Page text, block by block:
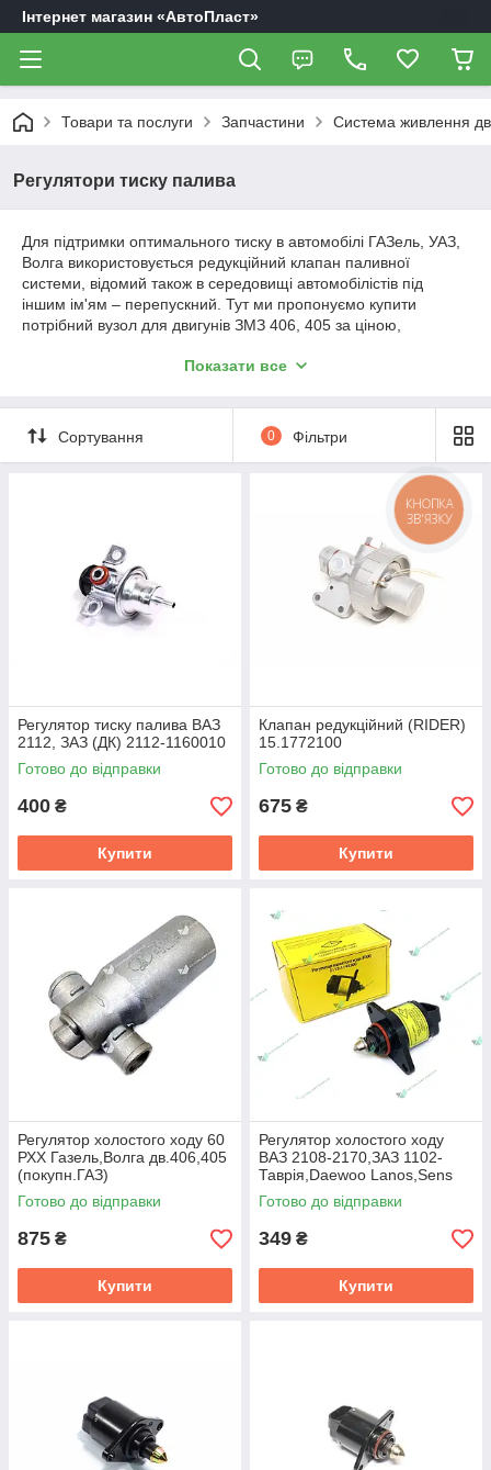
Інтернет магазин «АвтоПласт»
Товари та послуги Запчастини Система живлення
Регулятори тиску палива
Для підтримки оптимального тиску в автомобілі ГАЗель, УАЗ,
Волга використовується редукційний клапан паливної
системи, відомий також в середовищі автомобілістів під
іншим ім'ям – перепускний. Тут ми пропонуємо купити
потрібний вузол для двигунів ЗМЗ 406, 405 за ціною,
Отже, клапан є невід'ємною частиною будь-якого
при роботі двигуна в різних навантажувальних режимах.
Простіше кажучи, клапан редукційний паливний впливає на
продуктивність форсунок, а значить і на загальні показники
Показати все
Сортування 0 Фільтри
Регулятор тиску палива ВАЗ
2112, ЗАЗ (ДК) 2112-1160010
Готово до відправки
400 ₴
Купити
Клапан редукційний (RIDER)
15.1772100
Готово до відправки
675 ₴
Купити
Регулятор холостого ходу 60
РХХ Газель,Волга дв.406,405
(покупн.ГАЗ)
Готово до відправки
875 ₴
Купити
Регулятор холостого ходу
ВАЗ 2108-2170,ЗАЗ 1102-
Таврiя,Daewoo Lanos,Sens
iнж. (метал) (NPS) 2112-
1148300
Готово до відправки
349 ₴
Купити
КНОПКА
ЗВ'ЯЗКУ